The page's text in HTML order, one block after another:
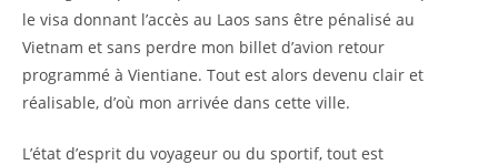
le visa donnant l’accès au Laos sans être pénalisé au
Vietnam et sans perdre mon billet d’avion retour
programmé à Vientiane. Tout est alors devenu clair et
réalisable, d’où mon arrivée dans cette ville.
L’état d’esprit du voyageur ou du sportif, tout est